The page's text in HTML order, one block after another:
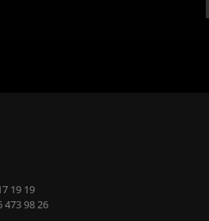
19 19
473 98 26